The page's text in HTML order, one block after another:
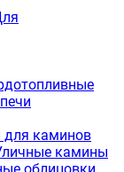
для каминов
камины